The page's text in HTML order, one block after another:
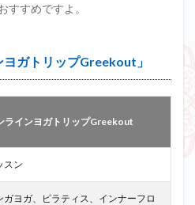
すすめですよ。
ガトリップGreekout」
ラインヨガトリップGreekout
スン
ガヨガ、ピラティス、インナーフロ